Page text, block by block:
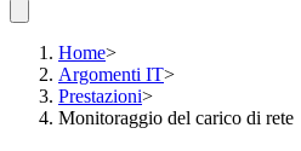
Home>
Argomenti IT>
Prestazioni>
Monitoraggio del carico di rete